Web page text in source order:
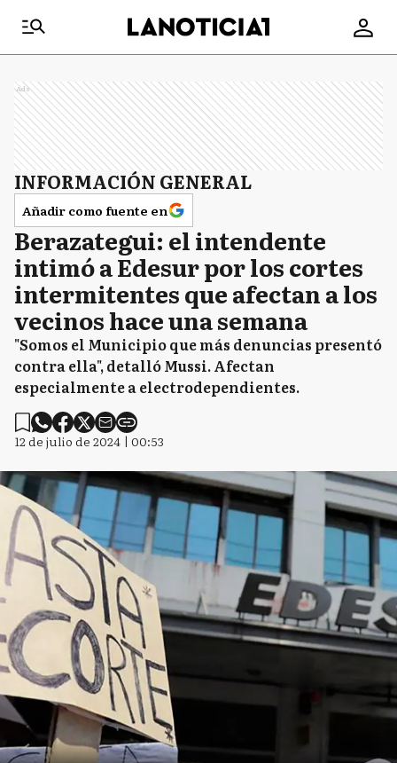
Ads
INFORMACIÓN GENERAL
Añadir como fuente en
Berazategui: el intendente
intimó a Edesur por los cortes
intermitentes que afectan a los
vecinos hace una semana
"Somos el Municipio que más denuncias presentó
contra ella", detalló Mussi. Afectan
especialmente a electrodependientes.
12 de julio de 2024 | 00:53